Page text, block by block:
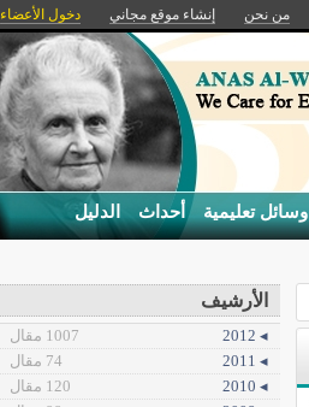
من نحن إنشاء موقع مجاني دخول الأعضاء
وسائل تعليمية أحداث الدليل
الأرشيف
◂ 2012
1007 مقال
◂ 2011
74 مقال
◂ 2010
120 مقال